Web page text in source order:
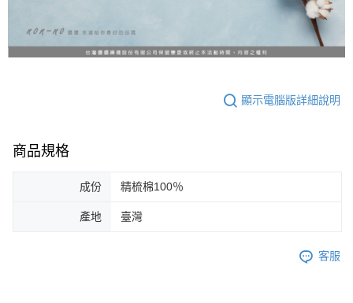
顯示電腦版詳細說明
商品規格
成份 精梳棉100％
產地 臺灣
客服